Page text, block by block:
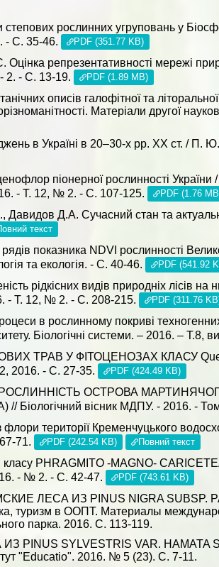
степових рослинних угруповань у
- С. 35-46.
PDF (351.77 KB)
репрезентативності мережі
2. - С. 13-19.
PDF (1.89 MB)
описів галофітної та
Матеріали другої
в Україні в 20–30-х рр. ХХ ст. / П.
піонерної рослинності
- Т. 12, № 2. - С. 107-125.
PDF (1.76
Д.А. Сучасний стан та
текст
показника NDVI рослинності
та екологія. - С. 40-46.
PDF (541.92
рідкісних видів природніх лісів на
- Т. 12, № 2. - С. 208-215.
PDF (311.76
в рослинному покриві
Біологічні системи. – 2016. – Т.8,
ТРАВ У ФІТОЦЕНОЗАХ КЛАСУ
- С. 27-35.
PDF (424.49 KB)
РОСЛИННІСТЬ ОСТРОВА
вісник МДПУ. - 2016. -
території Кременчуцького
71.
PDF (242.54 KB) Повний текст
PHRAGMITО -MAGNO-
- № 2. - С. 42-47.
PDF (743.61 KB)
ЛЕСА ИЗ PINUS NIGRA SUBSP.
в ООПТ. Материалы
парка. 2016. С. 113-119.
ИЗ PINUS SYLVESTRIS VAR.
"Educatio". 2016. № 5 (23). С. 7-11.